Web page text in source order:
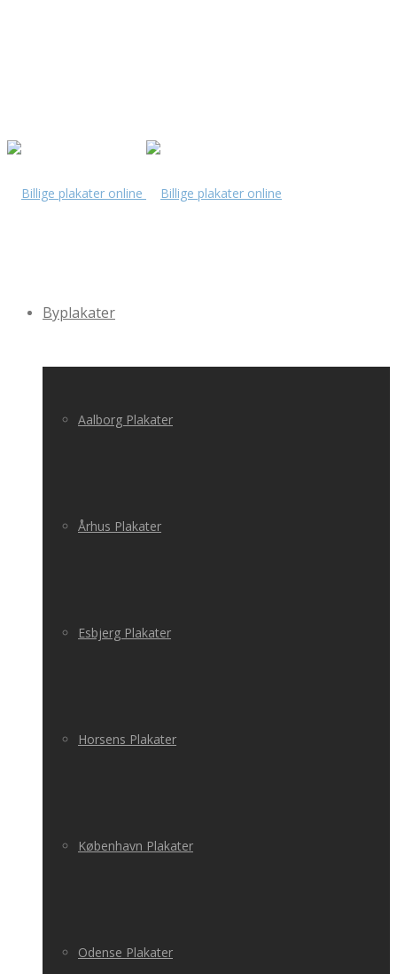
Byplakater
Aalborg Plakater
Århus Plakater
Esbjerg Plakater
Horsens Plakater
København Plakater
Odense Plakater